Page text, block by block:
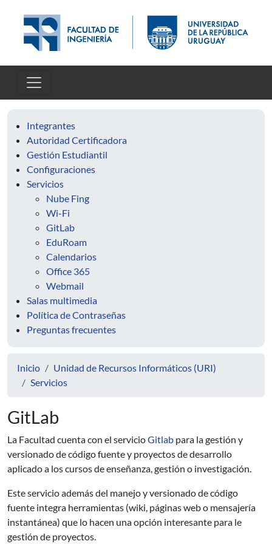
Integrantes
Autoridad Certificadora
Gestión Estudiantil
Configuraciones
Servicios
Nube Fing
Wi-Fi
GitLab
EduRoam
Calendarios
Office 365
Webmail
Salas multimedia
Política de Contraseñas
Preguntas frecuentes
Inicio
Unidad de Recursos Informáticos (URI)
Servicios
GitLab
La Facultad cuenta con el servicioGitlab para la gestión y
versionado de código fuente y proyectos de desarrollo
aplicado a los cursos de enseñanza, gestión o investigación.
Este servicio además del manejo y versionado de código
fuente integra herramientas (wiki, páginas web o mensajería
instantánea) que lo hacen una opción interesante para le
gestión de proyectos.